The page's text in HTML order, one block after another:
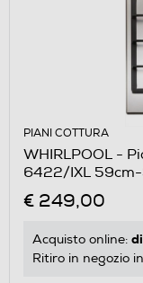
PIANI COTTURA
WHIRLPOOL -
6422/IXL 59cm-
€ 249,00
Acquisto online:
Ritiro in negozio